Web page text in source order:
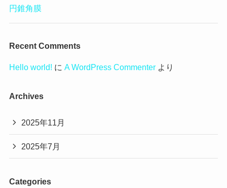
円錐角膜
Recent Comments
Hello world! に A WordPress Commenterより
Archives
2025年11月
2025年7月
Categories